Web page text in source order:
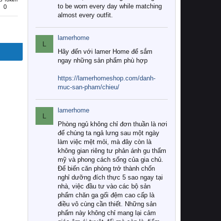
0
to be worn every day while matching
almost every outfit.
L
lamerhome
Hãy đến với lamer Home để sắm
ngay những sản phẩm phù hợp
https://lamerhomeshop.com/danh-
muc-san-pham/chieu/
L
lamerhome
Phòng ngủ không chỉ đơn thuần là nơi
để chúng ta ngả lưng sau một ngày
làm việc mệt mỏi, mà đây còn là
không gian riêng tư phản ánh gu thẩm
mỹ và phong cách sống của gia chủ.
Để biến căn phòng trở thành chốn
nghỉ dưỡng đích thực 5 sao ngay tại
nhà, việc đầu tư vào các bộ sản
phẩm chăn ga gối đệm cao cấp là
điều vô cùng cần thiết. Những sản
phẩm này không chỉ mang lại cảm